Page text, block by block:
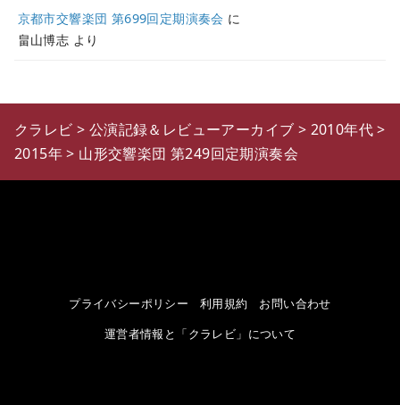
京都市交響楽団 第699回定期演奏会 に
畠山博志 より
クラレビ > 公演記録＆レビューアーカイブ > 2010年代>
2015年> 山形交響楽団 第249回定期演奏会
プライバシーポリシー 利用規約
お問い合わせ
運営者情報と「クラレビ」について